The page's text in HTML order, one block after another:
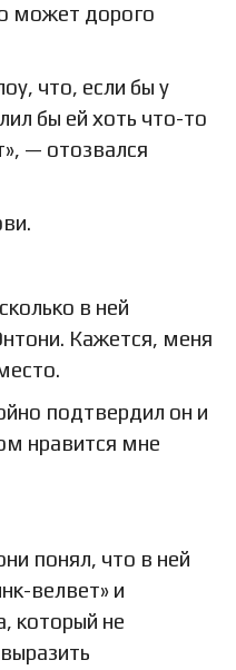
может дорого
что, если бы у
бы ей хоть что-то
— отозвался
в ней
Кажется, меня
подтвердил он и
нравится мне
понял, что в ней
велвет» и
который не